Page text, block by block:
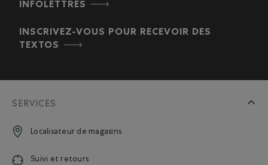
INFOLETTRES
INSCRIVEZ-VOUS POUR RECEVOIR DES
TEXTOS
SERVICES
Localisateur de magasins
Suivi et retours